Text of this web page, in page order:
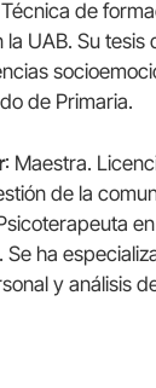
de
UAB. Su tesis
de Primaria.
: Maestra.
de la
. Se ha
y análisis